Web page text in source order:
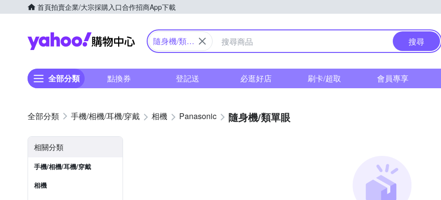
首頁拍賣企業/大宗採購入口合作招商App下載
Yahoo購物中心
隨身機/類單
搜尋
全部分類 點換券 登記送 必逛好店 刷卡/超取 會員專享
手機/相機/耳機/穿戴 相機 Panasonic 隨身機/類單眼
相關分類
手機/相機/耳機/穿戴
相機